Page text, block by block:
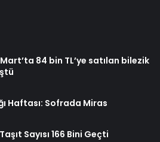
84 bin TL’ye satılan bilezik
Haftası: Sofrada Miras
Sayısı 166 Bini Geçti